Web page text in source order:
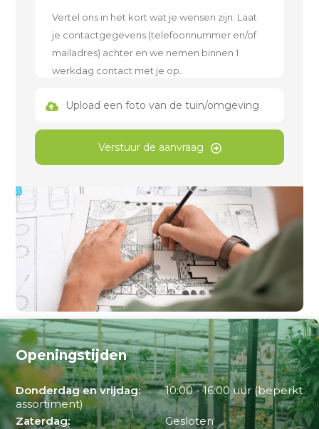
Upload een foto van de tuin/omgeving
Verstuur de aanvraag
Openingstijden
Donderdag en vrijdag:
10:00 - 16:00 uur (beperkt
assortiment)
Zaterdag:
Gesloten